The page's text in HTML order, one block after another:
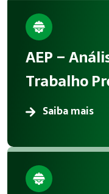
AEP –
Trabalho
Saiba mais